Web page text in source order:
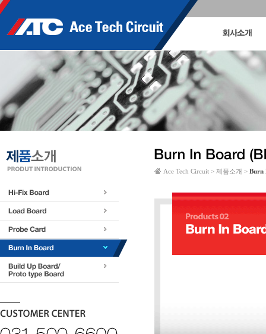
Ace Tech Circuit > 제품소개 > Burn